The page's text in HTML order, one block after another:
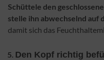
Schüttele den
stelle ihn abwechselnd auf
damit sich das
Den Kopf richtig